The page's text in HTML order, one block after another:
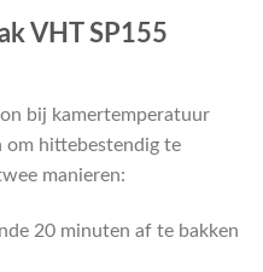
VHT SP155
bij kamertemperatuur
om hittebestendig te
manieren:
20 minuten af te bakken